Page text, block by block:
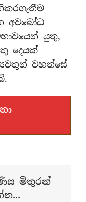
අවබෝධ
යුතු,
දෙයක්
වහන්සේ
මිතුරන්